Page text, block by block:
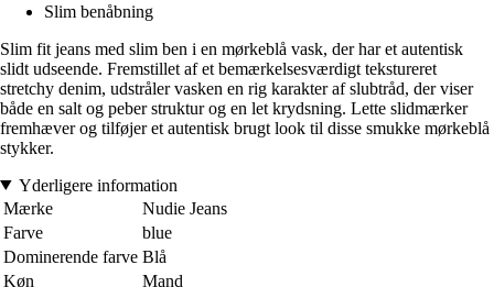
Slim benåbning
Slim fit jeans med slim ben i en mørkeblå vask, der har et autentisk
slidt udseende. Fremstillet af et bemærkelsesværdigt tekstureret
stretchy denim, udstråler vasken en rig karakter af slubtråd, der viser
både en salt og peber struktur og en let krydsning. Lette slidmærker
fremhæver og tilføjer et autentisk brugt look til disse smukke mørkeblå
stykker.
Yderligere information
Mærke
Nudie Jeans
Farve
blue
Dominerende farve Blå
Køn
Mand